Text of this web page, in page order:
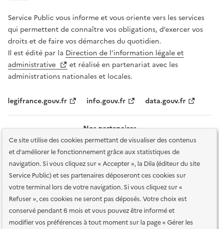
Ce site utilise des cookies permettant de visualiser des contenus
et d'améliorer le fonctionnement grâce aux statistiques de
navigation. Si vous cliquez sur « Accepter », la Dila (éditeur du site
Service Public) et ses partenaires déposeront ces cookies sur
votre terminal lors de votre navigation. Si vous cliquez sur «
Refuser », ces cookies ne seront pas déposés. Votre choix est
conservé pendant 6 mois et vous pouvez être informé et
modifier vos préférences à tout moment sur la page « Gérer les
Service Public vous informe et vous oriente vers les services
qui permettent de connaître vos obligations, d’exercer vos
droits et de faire vos démarches du quotidien.
Il est édité par la Direction de l’information légale et
administrative
et réalisé en partenariat avec les
administrations nationales et locales.
legifrance.gouv.fr info.gouv.fr data.gouv.fr
Nos partenaires
Plan du site Accessibilité : totalement conforme
Accessibilité des
services en ligne Mentions légales Données personnelles et sécurité
Conditions générales d'utilisation Gestion des cookies